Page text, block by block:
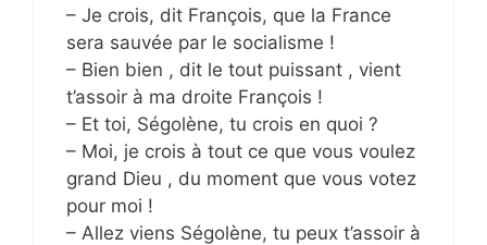
– Je crois, dit François, que la France
sera sauvée par le socialisme !
– Bien bien , dit le tout puissant , vient
t’assoir à ma droite François !
– Et toi, Ségolène, tu crois en quoi ?
– Moi, je crois à tout ce que vous voulez
grand Dieu , du moment que vous votez
pour moi !
– Allez viens Ségolène, tu peux t’assoir à